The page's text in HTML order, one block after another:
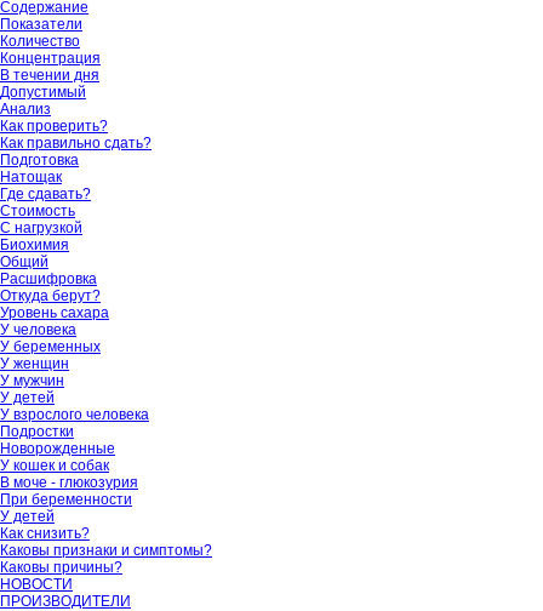
Содержание
Показатели
Количество
Концентрация
В течении дня
Допустимый
Анализ
Как проверить?
Как правильно сдать?
Подготовка
Натощак
Где сдавать?
Стоимость
С нагрузкой
Биохимия
Общий
Расшифровка
Откуда берут?
Уровень сахара
У человека
У беременных
У женщин
У мужчин
У детей
У взрослого человека
Подростки
Новорожденные
У кошек и собак
В моче - глюкозурия
При беременности
У детей
Как снизить?
Каковы признаки и симптомы?
Каковы причины?
НОВОСТИ
ПРОИЗВОДИТЕЛИ